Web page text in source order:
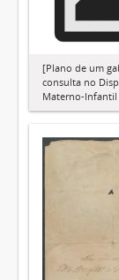
[Plano de um
consulta no
Materno-